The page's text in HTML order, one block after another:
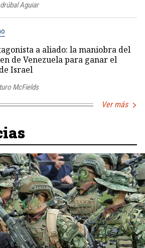
Aguiar
a aliado: la maniobra del
de Venezuela para ganar el
Israel
McFields
Ver más